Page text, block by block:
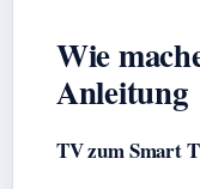
Wie
Anleitung
TV zum Smart